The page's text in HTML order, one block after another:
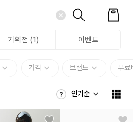
기획전 (1) 이벤트
가격 브랜드 무료
인기순